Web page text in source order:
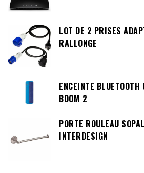
LOT DE 2 PRISES
RALLONGE
ENCEINTE
BOOM 2
PORTE ROULEAU
INTERDESIGN